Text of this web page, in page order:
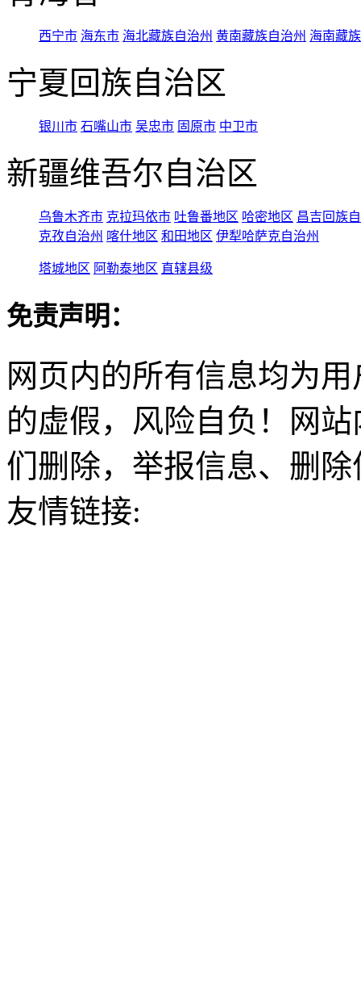
西宁市 海东市 海北藏族自治州 黄南藏族自治州 海南藏
宁夏回族自治区
银川市 石嘴山市 吴忠市 固原市 中卫市
新疆维吾尔自治区
乌鲁木齐市 克拉玛依市 吐鲁番地区 哈密地区 昌吉回族
克孜自治州 喀什地区 和田地区 伊犁哈萨克自治州
塔城地区 阿勒泰地区 直辖县级
免责声明：
网页内的所有信息均为
的虚假，风险自负！网
们删除，举报信息、删
友情链接: